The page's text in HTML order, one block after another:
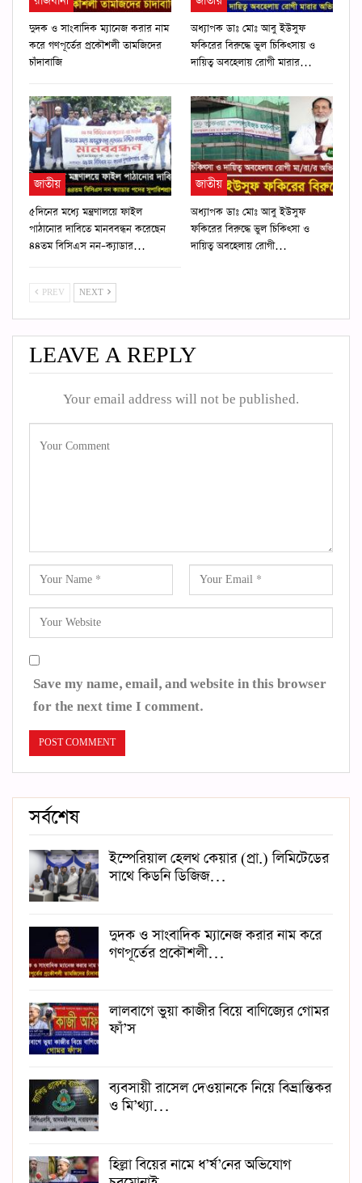
দুদক ও সাংবাদিক ম্যানেজ করার নাম
করে গণপূর্তের প্রকৌশলী তামজিদের
চাঁদাবাজি
অধ্যাপক ডাঃ মোঃ আবু ইউসুফ
ফকিরের বিরুদ্ধে ভুল চিকিৎসায় ও
দায়িত্ব অবহেলায় রোগী মারার…
জাতীয়
৫দিনের মধ্যে মন্ত্রণালয়ে ফাইল
পাঠানোর দাবিতে মানববন্ধন করেছেন
৪৪তম বিসিএস নন–ক্যাডার…
জাতীয়
অধ্যাপক ডাঃ মোঃ আবু ইউসুফ
ফকিরের বিরুদ্ধে ভুল চিকিৎসা ও
দায়িত্ব অবহেলায় রোগী…
PREV NEXT
LEAVE A REPLY
Your email address will not be published.
Save my name, email, and website in this browser
for the next time I comment.
সর্বশেষ
ইম্পেরিয়াল হেলথ কেয়ার (প্রা.) লিমিটেডের
সাথে কিডনি ডিজিজ…
দুদক ও সাংবাদিক ম্যানেজ করার নাম করে
গণপূর্তের প্রকৌশলী…
লালবাগে ভুয়া কাজীর বিয়ে বাণিজ্যের গোমর
ফাঁ’স
ব্যবসায়ী রাসেল দেওয়ানকে নিয়ে বিভ্রান্তিকর
ও মি’থ্যা…
হিল্লা বিয়ের নামে ধ’র্ষ’নের অভিযোগ